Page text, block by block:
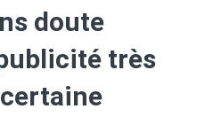
doute
très